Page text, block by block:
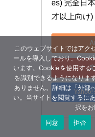
es) 完全日
才以上向け
Yahoo!
このウェブサイトではアク
ールを導入しており、
います。Cookieを使用する
を識別できるようになりま
ありません。詳細は「外部
い。当サイトを閲覧するに
択をお
同意
拒否